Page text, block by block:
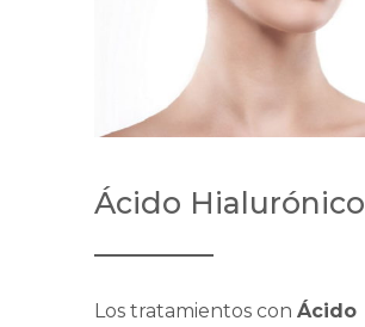
Ácido Hialurónico
Los tratamientos con Ácido